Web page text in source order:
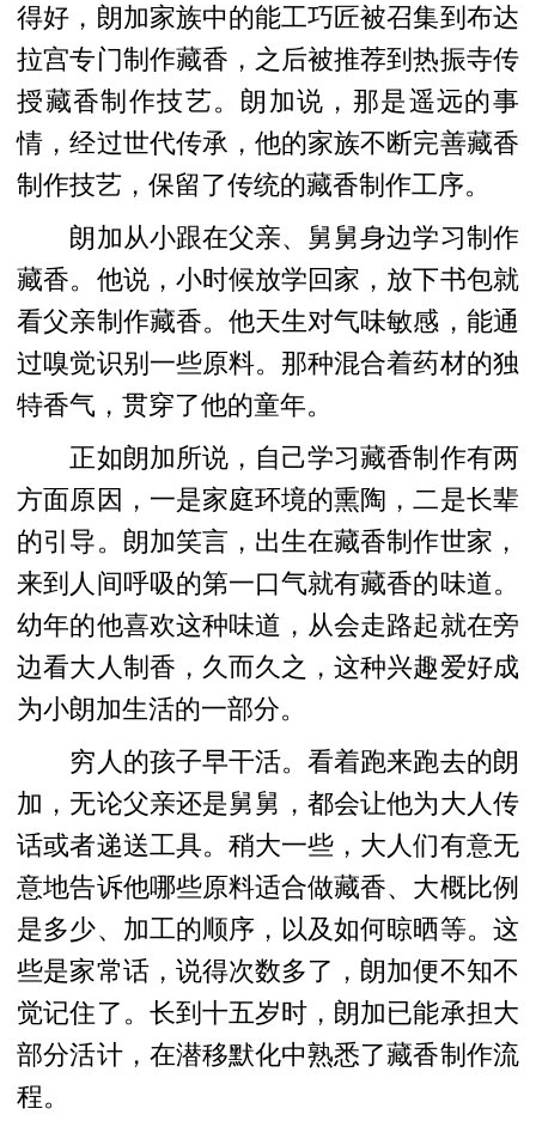
得好，朗加家族中的能工巧匠被召集到布达
拉宫专门制作藏香，之后被推荐到热振寺传
授藏香制作技艺。朗加说，那是遥远的事
情，经过世代传承，他的家族不断完善藏香
制作技艺，保留了传统的藏香制作工序。
朗加从小跟在父亲、舅舅身边学习制作
藏香。他说，小时候放学回家，放下书包就
看父亲制作藏香。他天生对气味敏感，能通
过嗅觉识别一些原料。那种混合着药材的独
特香气，贯穿了他的童年。
正如朗加所说，自己学习藏香制作有两
方面原因，一是家庭环境的熏陶，二是长辈
的引导。朗加笑言，出生在藏香制作世家，
来到人间呼吸的第一口气就有藏香的味道。
幼年的他喜欢这种味道，从会走路起就在旁
边看大人制香，久而久之，这种兴趣爱好成
为小朗加生活的一部分。
穷人的孩子早干活。看着跑来跑去的朗
加，无论父亲还是舅舅，都会让他为大人传
话或者递送工具。稍大一些，大人们有意无
意地告诉他哪些原料适合做藏香、大概比例
是多少、加工的顺序，以及如何晾晒等。这
些是家常话，说得次数多了，朗加便不知不
觉记住了。长到十五岁时，朗加已能承担大
部分活计，在潜移默化中熟悉了藏香制作流
程。